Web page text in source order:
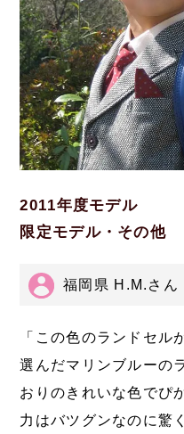
2011年度モデル
限定モデル・その他
福岡県 H.M.さん
「この色のランドセル
選んだマリンブルーの
おりのきれいな色でぴ
力はバツグンなのに驚